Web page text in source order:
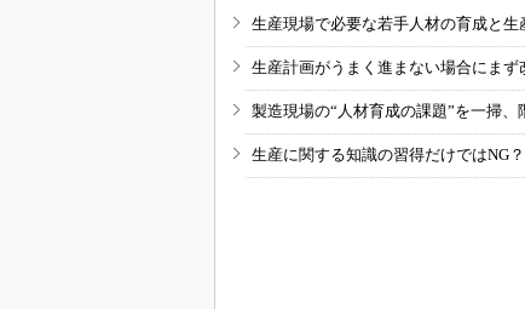
生産現場で必要な若手人材の育成と
生産計画がうまく進まない場合にま
製造現場の“人材育成の課題”を一掃
生産に関する知識の習得だけではNG